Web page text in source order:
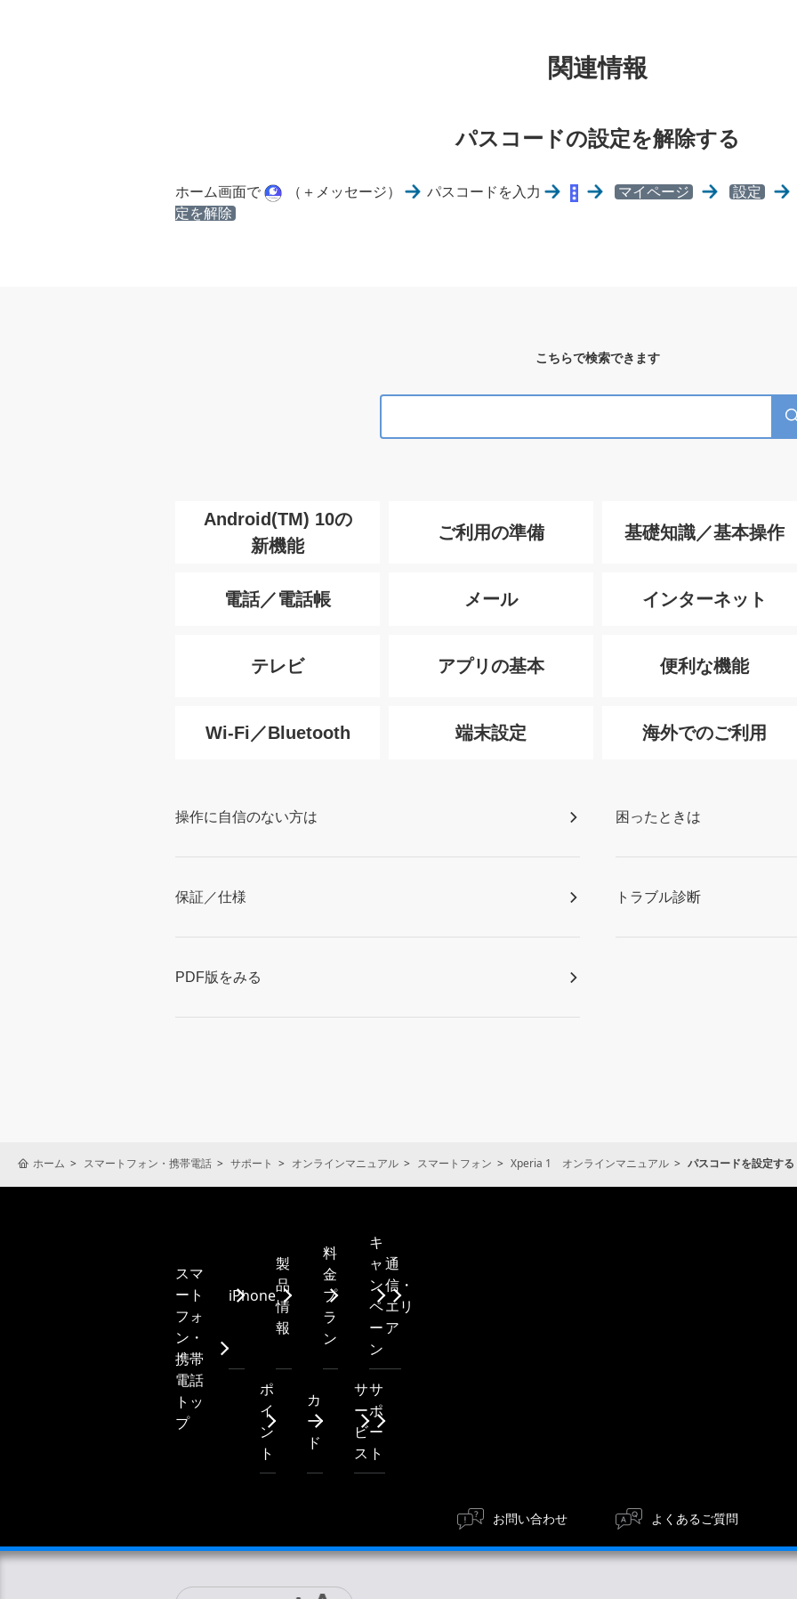
関連情報
パスコードの設定を解除する
ホーム画面で （＋メッセージ） パスコードを入力 マイページ 設定
定を解除
こちらで検索できます
Android(TM) 10の
新機能
ご利用の準備 基礎知識／基本操作
電話／電話帳 メール インターネット
テレビ アプリの基本 便利な機能
Wi-Fi／Bluetooth 端末設定 海外でのご利用
操作に自信のない方は 困ったときは
保証／仕様 トラブル診断
PDF版をみる
ホーム スマートフォン・携帯電話 サポート オンラインマニュアル スマートフォン Xperia 1 オンラインマニュアル パスコードを設定する
スマ
ート
フォ
ン・
携帯
電話
トッ
プ
iPhone
製
品
情
報
料
金
プ
ラ
ン
キ
ャ
ン
ペ
ー
ン
通
信・
エリ
ア
ポ
イ
ン
ト
カ
ー
ド
サ
ー
ビ
ス
サ
ポ
ー
ト
お問い合わせ よくあるご質問